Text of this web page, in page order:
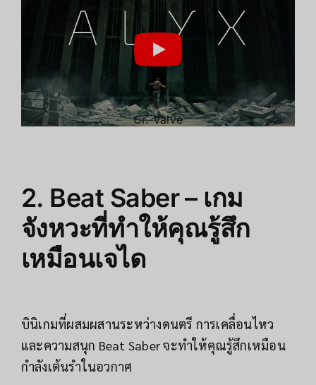
Cr.Valve
2. Beat Saber – เกม
จังหวะที่ทำให้คุณรู้สึก
เหมือนเจได
บินิเกมที่ผสมผสานระหว่างดนตรี การเคลื่อนไหว
และความสนุก Beat Saber จะทำให้คุณรู้สึกเหมือน
กำลังเต้นรำในอวกาศ